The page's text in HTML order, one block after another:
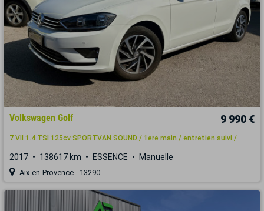
Volkswagen Golf 9 990 €
7 VII 1.4 TSI 125cv SPORTVAN SOUND / 1ere main / entretien suivi /
2017 138617 km ESSENCE Manuelle
Aix-en-Provence - 13290